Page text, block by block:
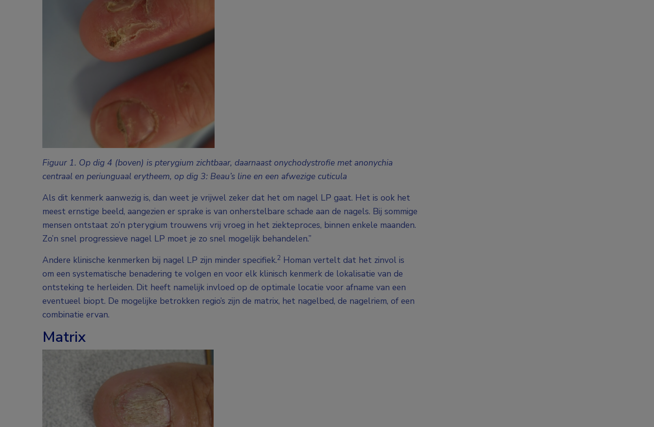
Figuur 1. Op dig 4 (boven) is pterygium zichtbaar, daarnaast onychodystrofie met anonychia
centraal en periunguaal erytheem, op dig 3: Beau’s line en een afwezige cuticula
Als dit kenmerk aanwezig is, dan weet je vrijwel zeker dat het om nagel LP gaat. Het is ook het
meest ernstige beeld, aangezien er sprake is van onherstelbare schade aan de nagels. Bij sommige
mensen ontstaat zo’n pterygium trouwens vrij vroeg in het ziekteproces, binnen enkele maanden.
Zo’n snel progressieve nagel LP moet je zo snel mogelijk behandelen.”
Andere klinische kenmerken bij nagel LP zijn minder specifiek.2 Homan vertelt dat het zinvol is
om een systematische benadering te volgen en voor elk klinisch kenmerk de lokalisatie van de
ontsteking te herleiden. Dit heeft namelijk invloed op de optimale locatie voor afname van een
eventueel biopt. De mogelijke betrokken regio’s zijn de matrix, het nagelbed, de nagelriem, of een
combinatie ervan.
Matrix